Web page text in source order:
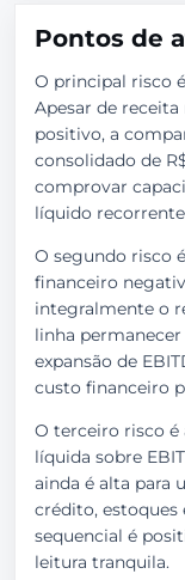
Pontos de
O principal risco
Apesar de
positivo, a
consolidado de
comprovar
líquido
O segundo risco
financeiro
integralmente o
linha permanecer
expansão de
custo financeiro
O terceiro risco é
líquida sobre
ainda é alta para
crédito, estoques
sequencial é
leitura tranquila.